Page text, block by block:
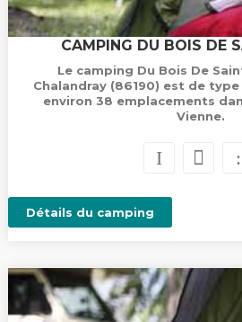
CAMPING DU BOIS DE
Le camping Du Bois De
Chalandray (86190) est de
environ 38 emplacements
Vienne.
Détails du camping